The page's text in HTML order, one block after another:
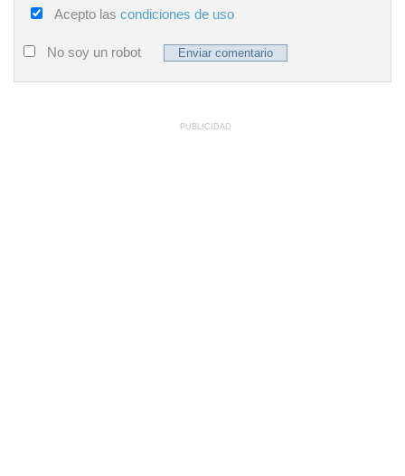
Acepto las condiciones de uso
No soy un robot
PUBLICIDAD